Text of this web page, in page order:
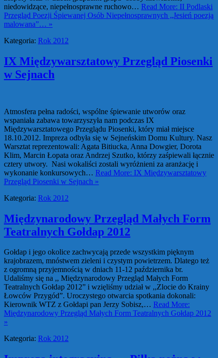
niedowidzące, niepełnosprawne ruchowo… Read More: II Podlaski
Przegląd Poezji Śpiewanej Osób Niepełnosprawnych „Jesień poezją
malowana”… »
Kategoria: Rok 2012
IX Międzywarsztatowy Przegląd Piosenki
w Sejnach
Atmosfera pełna radości, wspólne śpiewanie utworów oraz
wspaniała zabawa towarzyszyła nam podczas IX
Międzywarsztatowego Przeglądu Piosenki, który miał miejsce
18.10.2012. Impreza odbyła się w Sejneńskim Domu Kultury. Nasz
Warsztat reprezentowali: Agata Bitiucka, Anna Dowgier, Dorota
Klim, Marcin Łopata oraz Andrzej Szutko, którzy zaśpiewali łącznie
cztery utwory. Nasi wokaliści zostali wyróżnieni za aranżację i
wykonanie konkursowych… Read More: IX Międzywarsztatowy
Przegląd Piosenki w Sejnach »
Kategoria: Rok 2012
Międzynarodowy Przegląd Małych Form
Teatralnych Gołdap 2012
Gołdap i jego okolice zachwycają przede wszystkim pięknym
krajobrazem, mnóstwem zieleni i czystym powietrzem. Dlatego też
z ogromną przyjemnością w dniach 11-12 października br.
Udaliśmy się na ,, Międzynarodowy Przegląd Małych Form
Teatralnych Gołdap 2012” i wzięliśmy udział w ,,Zlocie do Krainy
Łowców Przygód”. Uroczystego otwarcia spotkania dokonali:
Kierownik WTZ z Gołdapi pan Jerzy Sobisz,… Read More:
Międzynarodowy Przegląd Małych Form Teatralnych Gołdap 2012
»
Kategoria: Rok 2012